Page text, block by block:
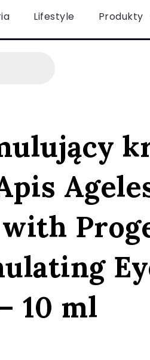
Lifestyle Produkty
10 ml